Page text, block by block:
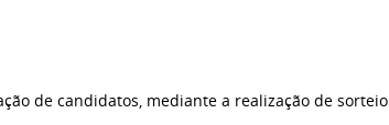
de candidatos, mediante a realização de sorteio.